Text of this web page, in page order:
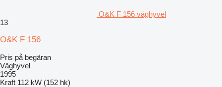
O&K F 156 väghyvel
13
O&K F 156
Pris på begäran
Väghyvel
1995
Kraft 112 kW (152 hk)